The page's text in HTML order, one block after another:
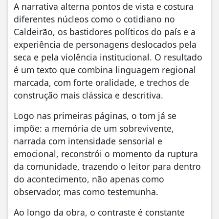
A narrativa alterna pontos de vista e costura
diferentes núcleos como o cotidiano no
Caldeirão, os bastidores políticos do país e a
experiência de personagens deslocados pela
seca e pela violência institucional. O resultado
é um texto que combina linguagem regional
marcada, com forte oralidade, e trechos de
construção mais clássica e descritiva.
Logo nas primeiras páginas, o tom já se
impõe: a memória de um sobrevivente,
narrada com intensidade sensorial e
emocional, reconstrói o momento da ruptura
da comunidade, trazendo o leitor para dentro
do acontecimento, não apenas como
observador, mas como testemunha.
Ao longo da obra, o contraste é constante